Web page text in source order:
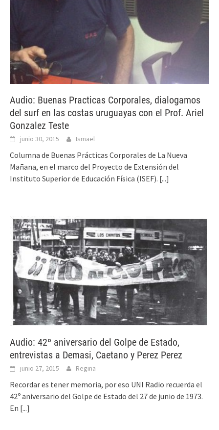
Audio: Buenas Practicas Corporales, dialogamos
del surf en las costas uruguayas con el Prof. Ariel
Gonzalez Teste
junio 30, 2015 Ismael
Columna de Buenas Prácticas Corporales de La Nueva
Mañana, en el marco del Proyecto de Extensión del
Instituto Superior de Educación Física (ISEF). [...]
Audio: 42º aniversario del Golpe de Estado,
entrevistas a Demasi, Caetano y Perez Perez
junio 27, 2015 Regina
Recordar es tener memoria, por eso UNI Radio recuerda el
42º aniversario del Golpe de Estado del 27 de junio de 1973.
En [...]